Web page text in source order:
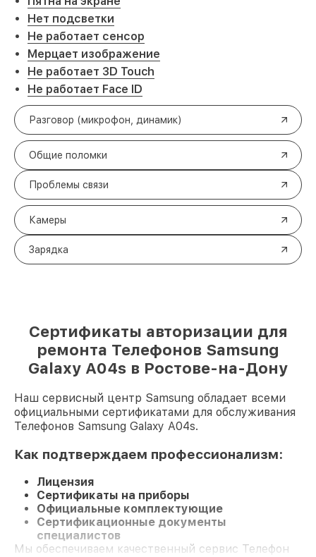
Нет подсветки
Не работает сенсор
Мерцает изображение
Не работает 3D Touch
Не работает Face ID
Разговор (микрофон, динамик)
Общие поломки
Проблемы связи
Камеры
Зарядка
Сертификаты авторизации для
ремонта Телефонов Samsung
Galaxy A04s в Ростове-на-Дону
Наш сервисный центр Samsung обладает всеми
официальными сертификатами для обслуживания
Телефонов Samsung Galaxy A04s.
Как подтверждаем профессионализм:
Лицензия
Сертификаты на приборы
Официальные комплектующие
Сертификационные документы
специалистов
Мы обеспечиваем качественный сервис Телефон